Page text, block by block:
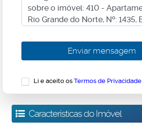
Li e aceito os Termos de Privacidade
Características do Imóvel